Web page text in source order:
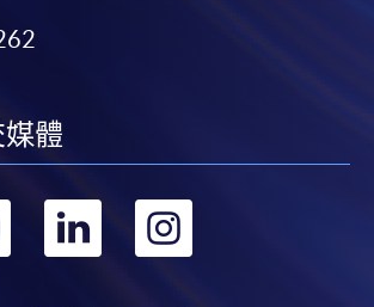
員及附屬機構）對你在網上付款而由下列原
他付款的設施時出現任何信息或資訊傳送的
、中止、或限制（2）從付款的網關傳送而
在完成網上付款時出現的故障、失靈、或失
付款的網關引起或與付款的網關相關的原
體
轉
轉